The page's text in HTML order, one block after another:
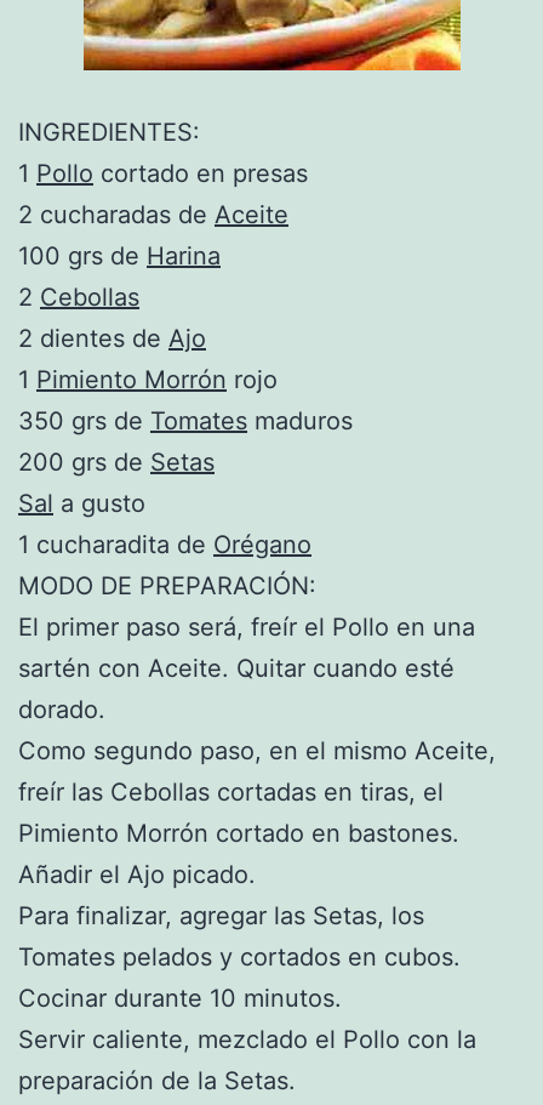
INGREDIENTES:
1 Pollo cortado en presas
2 cucharadas de Aceite
100 grs de Harina
2 Cebollas
2 dientes de Ajo
1 Pimiento Morrón rojo
350 grs de Tomates maduros
200 grs de Setas
Sal a gusto
1 cucharadita de Orégano
MODO DE PREPARACIÓN:
El primer paso será, freír el Pollo en una
sartén con Aceite. Quitar cuando esté
dorado.
Como segundo paso, en el mismo Aceite,
freír las Cebollas cortadas en tiras, el
Pimiento Morrón cortado en bastones.
Añadir el Ajo picado.
Para finalizar, agregar las Setas, los
Tomates pelados y cortados en cubos.
Cocinar durante 10 minutos.
Servir caliente, mezclado el Pollo con la
preparación de la Setas.